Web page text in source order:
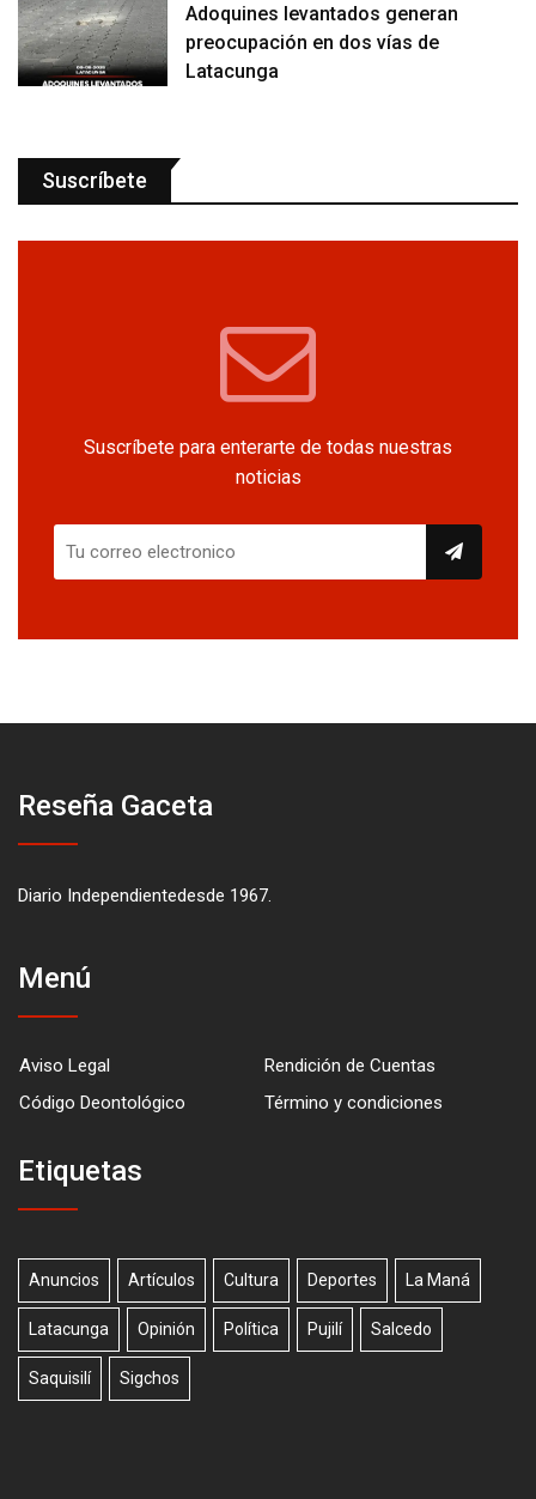
Adoquines levantados generan
preocupación en dos vías de
Latacunga
Suscríbete
Suscríbete para enterarte de todas nuestras
noticias
Reseña Gaceta
Diario Independientedesde 1967.
Menú
Aviso Legal
Rendición de Cuentas
Código Deontológico
Término y condiciones
Etiquetas
Anuncios Artículos Cultura Deportes La Maná
Latacunga Opinión Política Pujilí Salcedo
Saquisilí Sigchos